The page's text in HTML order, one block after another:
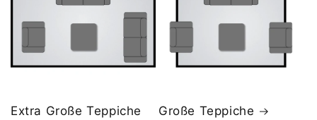
Extra Große Teppiche Große Teppiche